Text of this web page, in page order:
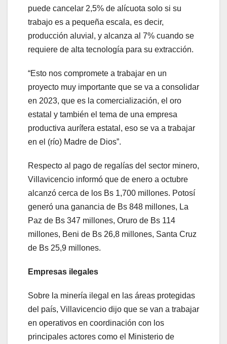
puede cancelar 2,5% de alícuota solo si su
trabajo es a pequeña escala, es decir,
producción aluvial, y alcanza al 7% cuando se
requiere de alta tecnología para su extracción.
“Esto nos compromete a trabajar en un
proyecto muy importante que se va a consolidar
en 2023, que es la comercialización, el oro
estatal y también el tema de una empresa
productiva aurífera estatal, eso se va a trabajar
en el (río) Madre de Dios”.
Respecto al pago de regalías del sector minero,
Villavicencio informó que de enero a octubre
alcanzó cerca de los Bs 1,700 millones. Potosí
generó una ganancia de Bs 848 millones, La
Paz de Bs 347 millones, Oruro de Bs 114
millones, Beni de Bs 26,8 millones, Santa Cruz
de Bs 25,9 millones.
Empresas ilegales
Sobre la minería ilegal en las áreas protegidas
del país, Villavicencio dijo que se van a trabajar
en operativos en coordinación con los
principales actores como el Ministerio de